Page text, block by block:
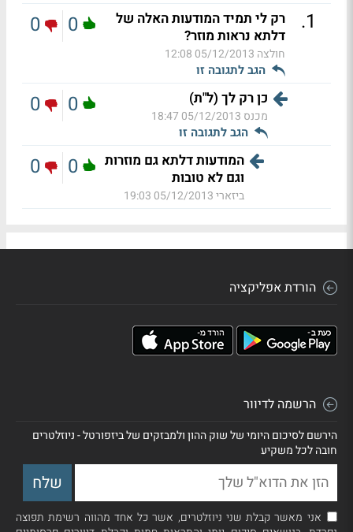
1
.
רק לי תמיד המודעות האלה של
דלתא נראות מוזר?
חולצה 05/12/2013 12:08
הגב לתגובה זו
0
0
כן רק לך (ל"ת)
מכנס 05/12/2013 18:47
הגב לתגובה זו
0
0
המודעות דלתא גם מוזרות
וגם לא טובות
ביזארי05/12/2013 19:03
0
0
הורדת אפליקציה
הרשמה לדיוור
הירשם לסיכום היומי של שוק ההון ולמבזקים של ביזפורטל - ניוזלטרים
חובה לכל משקיע
אני מאשר קבלת שני ניוזלטרים, אשר כל אחד מהווה רשימת תפוצה